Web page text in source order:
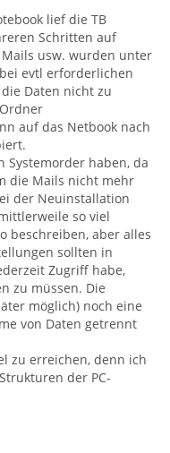
lief die TB
Schritten auf
Mails usw. wurden unter
evtl erforderlichen
Daten nicht zu
auf das Netbook nach
Systemorder haben, da
die Mails nicht mehr
der Neuinstallation
so viel
beschreiben, aber alles
sollten in
Zugriff habe,
zu müssen. Die
möglich) noch eine
von Daten getrennt
zu erreichen, denn ich
der PC-